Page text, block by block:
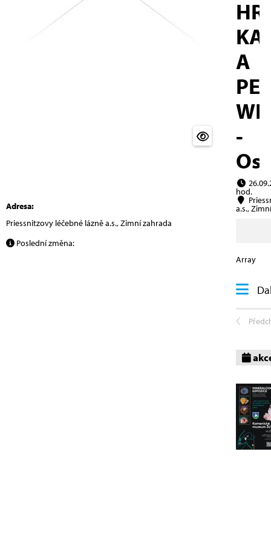
Adresa:
Priessnitzovy léčebné lázně a.s., Zimní zahrada
Poslední změna:
A
-
hod.
a.s.,
Array